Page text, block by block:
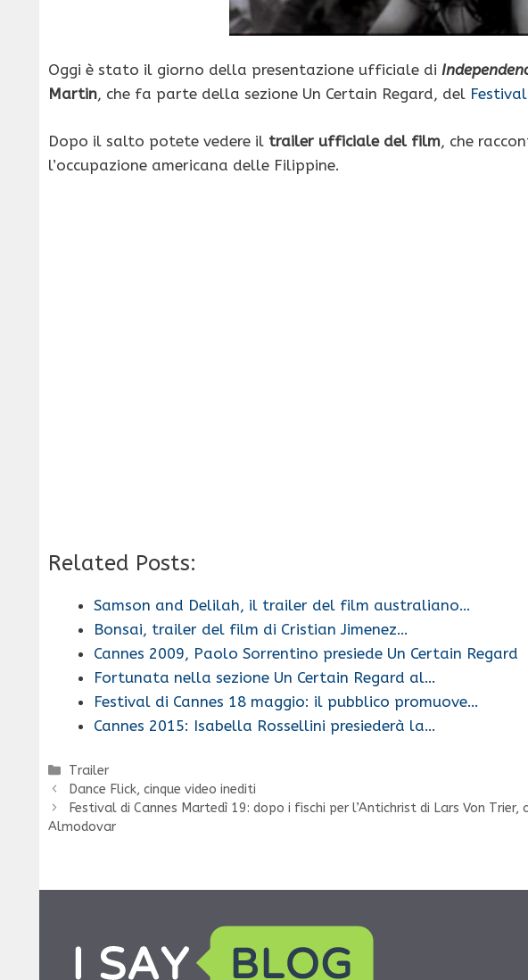
Oggi è stato il giorno della presentazione ufficiale di
Martin, che fa parte della sezione Un Certain Regard, del
Dopo il salto potete vedere il trailer ufficiale del film, che
l’occupazione americana delle Filippine.
Related Posts:
Samson and Delilah, il trailer del film australiano…
Bonsai, trailer del film di Cristian Jimenez…
Cannes 2009, Paolo Sorrentino presiede Un Certain Regard
Fortunata nella sezione Un Certain Regard al…
Festival di Cannes 18 maggio: il pubblico promuove…
Cannes 2015: Isabella Rossellini presiederà la…
Categorie
Trailer
Dance Flick, cinque video inediti
Festival di Cannes Martedì 19: dopo i fischi per l’Antichrist di Lars Von
Almodovar